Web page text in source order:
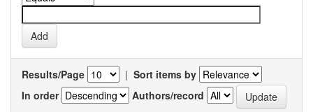
Results/Page | Sort items by
In order
Authors/record